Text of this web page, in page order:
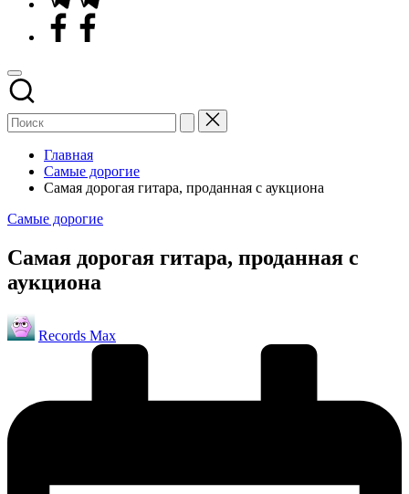
Facebook
Главная
Самые дорогие
Самая дорогая гитара, проданная с аукциона
Опубликовано
Самые дорогие
Самая дорогая гитара, проданная с
аукциона
Запись
от
Records Max